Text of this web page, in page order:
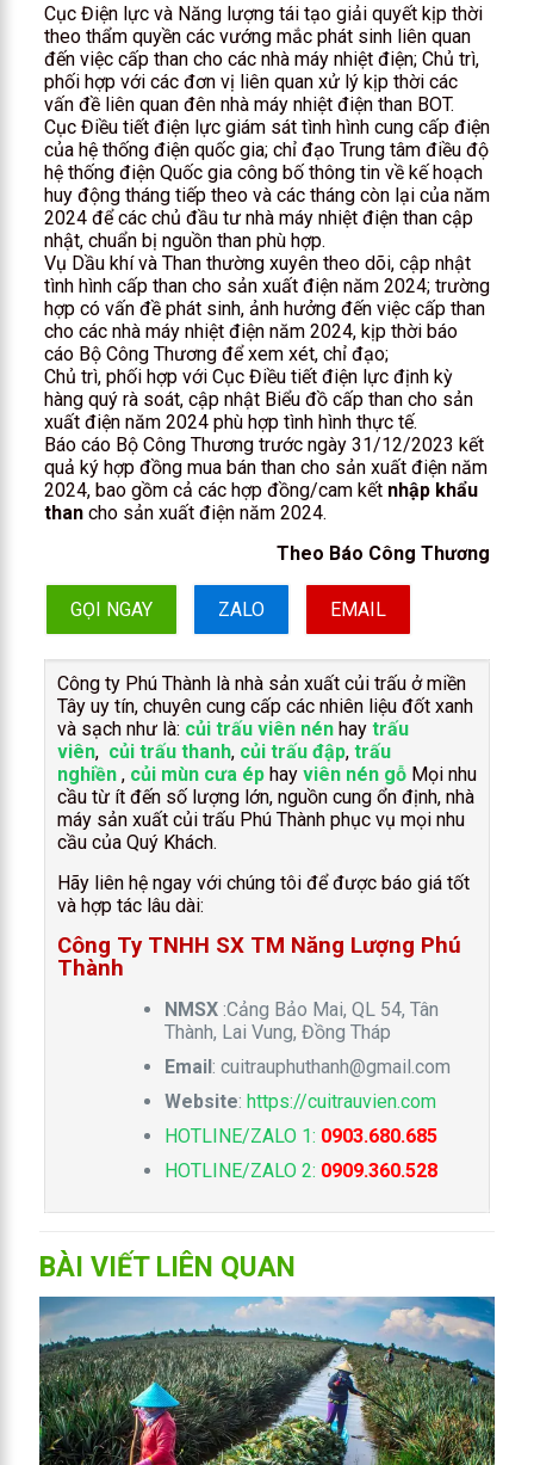
Cục Điện lực và Năng lượng tái tạo giải quyết kịp thời
theo thẩm quyền các vướng mắc phát sinh liên quan
đến việc cấp than cho các nhà máy nhiệt điện; Chủ trì,
phối hợp với các đơn vị liên quan xử lý kịp thời các
vấn đề liên quan đên nhà máy nhiệt điện than BOT.
Cục Điều tiết điện lực giám sát tình hình cung cấp điện
của hệ thống điện quốc gia; chỉ đạo Trung tâm điều độ
hệ thống điện Quốc gia công bố thông tin về kế hoạch
huy động tháng tiếp theo và các tháng còn lại của năm
2024 để các chủ đầu tư nhà máy nhiệt điện than cập
nhật, chuẩn bị nguồn than phù hợp.
Vụ Dầu khí và Than thường xuyên theo dõi, cập nhật
tình hình cấp than cho sản xuất điện năm 2024; trường
hợp có vấn đề phát sinh, ảnh hưởng đến việc cấp than
cho các nhà máy nhiệt điện năm 2024, kịp thời báo
cáo Bộ Công Thương để xem xét, chỉ đạo;
Chủ trì, phối hợp với Cục Điều tiết điện lực định kỳ
hàng quý rà soát, cập nhật Biểu đồ cấp than cho sản
xuất điện năm 2024 phù hợp tình hình thực tế.
Báo cáo Bộ Công Thương trước ngày 31/12/2023 kết
quả ký hợp đồng mua bán than cho sản xuất điện năm
2024, bao gồm cả các hợp đồng/cam kết nhập khẩu
thancho sản xuất điện năm 2024.
Theo Báo Công Thương
GỌI NGAY ZALO EMAIL
Công ty Phú Thành là nhà sản xuất củi trấu ở miền
Tây uy tín, chuyên cung cấp các nhiên liệu đốt xanh
và sạch như là: củi trấu viên nénhay trấu
viên, củi trấu thanh, củi trấu đập, trấu
nghiền, củi mùn cưa éphay viên nén gỗMọi nhu
cầu từ ít đến số lượng lớn, nguồn cung ổn định, nhà
máy sản xuất củi trấu Phú Thành phục vụ mọi nhu
cầu của Quý Khách.
Hãy liên hệ ngay với chúng tôi để được báo giá tốt
và hợp tác lâu dài:
Công Ty TNHH SX TM Năng Lượng Phú
Thành
NMSX:Cảng Bảo Mai, QL 54, Tân
Thành, Lai Vung, Đồng Tháp
Email: cuitrauphuthanh@gmail.com
Website: https://cuitrauvien.com
HOTLINE/ZALO 1: 0903.680.685
HOTLINE/ZALO 2: 0909.360.528
BÀI VIẾT LIÊN QUAN